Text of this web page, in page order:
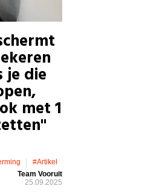
je die
met 1
#artikel
Team Vooruit
25.09.2025